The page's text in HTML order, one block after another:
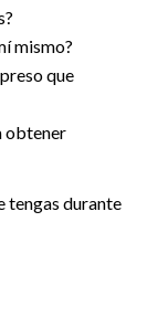
mismo?
que
obtener
tengas durante